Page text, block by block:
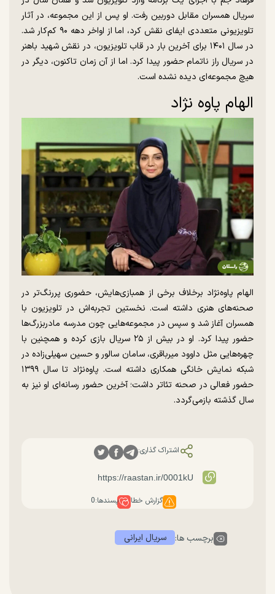
سریال همسران مقابل دوربین رفت. او پس از این مجموعه، در آثار
تلویزیونی متعددی ایفای نقش کرد، اما از اواخر دهه ۹۰ کم‌کار شد.
در سال ۱۴۰۱ برای آخرین بار در قاب تلویزیون، در نقش شهید باهنر
در سریال راز ناتمام حضور پیدا کرد. اما از آن زمان تاکنون، دیگر در
هیچ مجموعه‌ای دیده نشده است.
الهام پاوه نژاد
الهام پاوه‌نژاد برخلاف برخی از همبازی‌هایش، حضوری پررنگ‌تر در
صحنه‌های هنری داشته است. نخستین تجربه‌اش در تلویزیون با
همسران آغاز شد و سپس در مجموعه‌هایی چون مدرسه مادربزرگ‌ها
حضور پیدا کرد. او در بیش از ۲۵ سریال بازی کرده و همچنین با
چهره‌هایی مثل داوود میرباقری، سامان سالور و حسین سهیلی‌زاده در
شبکه نمایش خانگی همکاری داشته است. پاوه‌نژاد تا سال ۱۳۹۹
حضور فعالی در صحنه تئاتر داشت؛ آخرین حضور رسانه‌ای‌ او نیز به
سال گذشته بازمی‌گردد.
اشتراک گذاری:
گزارش خطا پسندها:0
برچسب ها: سریال ایرانی